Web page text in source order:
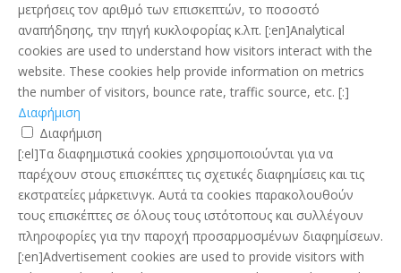
μετρήσεις τον αριθμό των επισκεπτών, το ποσοστό
αναπήδησης, την πηγή κυκλοφορίας κ.λπ. [:en]Analytical
cookies are used to understand how visitors interact with the
website. These cookies help provide information on metrics
the number of visitors, bounce rate, traffic source, etc. [:]
Διαφήμιση
Διαφήμιση
[:el]Τα διαφημιστικά cookies χρησιμοποιούνται για να
παρέχουν στους επισκέπτες τις σχετικές διαφημίσεις και τις
εκστρατείες μάρκετινγκ. Αυτά τα cookies παρακολουθούν
τους επισκέπτες σε όλους τους ιστότοπους και συλλέγουν
πληροφορίες για την παροχή προσαρμοσμένων διαφημίσεων.
[:en]Advertisement cookies are used to provide visitors with